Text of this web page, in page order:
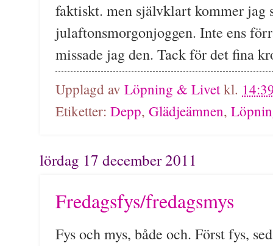
faktiskt. men självklart kommer jag
julaftonsmorgonjoggen. Inte ens
missade jag den. Tack för det fina
Upplagd av Löpning & Livet kl.
Etiketter: Depp, Glädjeämnen,
lördag 17 december 2011
Fredagsfys/fredagsmys
Fys och mys, både och. Först fys,